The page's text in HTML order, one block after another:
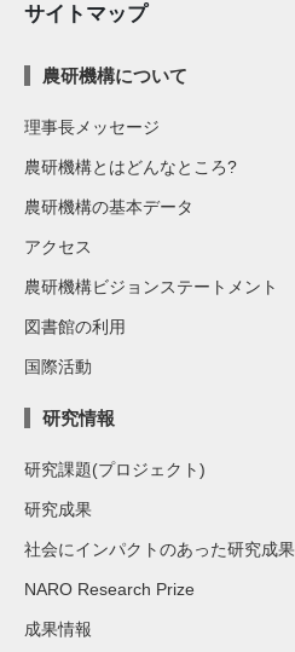
サイトマップ
農研機構について
理事長メッセージ
農研機構とはどんなところ?
農研機構の基本データ
アクセス
農研機構ビジョンステートメント
図書館の利用
国際活動
研究情報
研究課題(プロジェクト)
研究成果
社会にインパクトのあった研究成果
NARO Research Prize
成果情報